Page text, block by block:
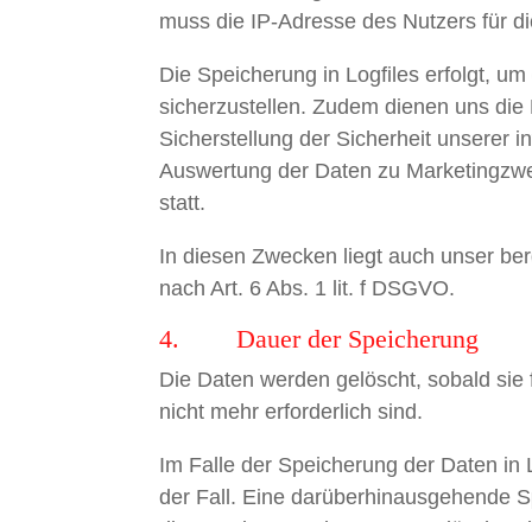
muss die IP-Adresse des Nutzers für
Die Speicherung in Logfiles erfolgt,
sicherzustellen. Zudem dienen uns
Sicherstellung der Sicherheit unserer
Auswertung der Daten zu
statt.
In diesen Zwecken liegt auch unser
nach Art. 6 Abs. 1 lit. f DSGVO.
4. Dauer der Speicherung
Die Daten werden gelöscht, sobald
nicht mehr erforderlich sind.
Im Falle der Speicherung der Daten in
der Fall. Eine darüberhinausgehende